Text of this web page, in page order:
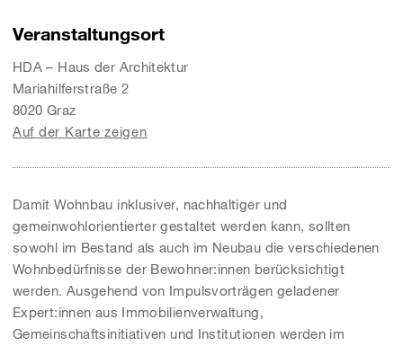
Veranstaltungsort
HDA – Haus der Architektur
Mariahilferstraße 2
8020 Graz
Auf der Karte zeigen
Damit Wohnbau inklusiver, nachhaltiger und
gemeinwohlorientierter gestaltet werden kann, sollten
sowohl im Bestand als auch im Neubau die verschiedenen
Wohnbedürfnisse der Bewohner:innen berücksichtigt
werden. Ausgehend von Impulsvorträgen geladener
Expert:innen aus Immobilienverwaltung,
Gemeinschaftsinitiativen und Institutionen werden im